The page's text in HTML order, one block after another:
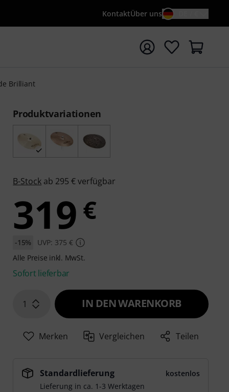
KontaktÜber uns
mit Suchwort {searchTerm} starten
Brilliant
Produktvariationen
B-Stock ab 295 € verfügbar
319 €
-15%
UVP: 375 €
Alle Preise inkl. MwSt.
Sofort lieferbar
1 IN DEN WARENKORB
Merken Vergleichen Teilen
Standardlieferung
kostenlos
Lieferung in ca. 1-3 Werktagen